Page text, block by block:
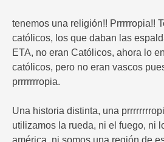
tenemos una religión!! Prrrrropia!!
católicos, los que daban las
ETA, no eran Católicos, ahora lo
católicos, pero no eran vascos
prrrrrrropia.
Una historia distinta, una
utilizamos la rueda, ni el fuego, ni
américa, ni somos una región de